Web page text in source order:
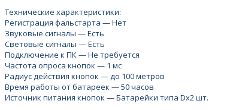
Технические характеристики:
Регистрация фальстарта — Нет
Звуковые сигналы — Есть
Световые сигналы — Есть
Подключение к ПК — Не требуется
Частота опроса кнопок — 1 мс
Радиус действия кнопок — до 100 метров
Время работы от батареек — 50 часов
Источник питания кнопок — Батарейки типа Dх2 шт.